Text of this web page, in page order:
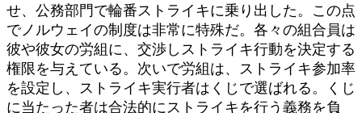
せ、公務部門で輪番ストライキに乗り出した。この点
でノルウェイの制度は非常に特殊だ。各々の組合員は
彼や彼女の労組に、交渉しストライキ行動を決定する
権限を与えている。次いで労組は、ストライキ参加率
を設定し、ストライキ実行者はくじで選ばれる。くじ
に当たった者は合法的にストライキを行う義務を負